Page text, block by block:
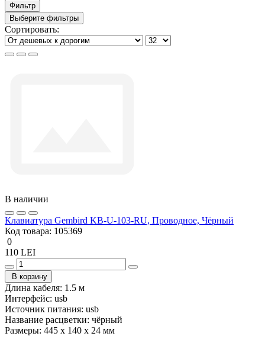
Фильтр
Выберите фильтры
Сортировать:
В наличии
Клавиатура Gembird KB-U-103-RU, Проводное, Чёрный
Код товара: 105369
0
110 LEI
В корзину
Длина кабеля: 1.5 м
Интерфейс: usb
Источник питания: usb
Название расцветки: чёрный
Размеры: 445 x 140 x 24 мм